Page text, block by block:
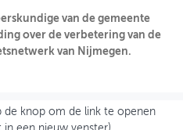
van de gemeente
over de verbetering van de
van Nijmegen.
de knop om de link te openen